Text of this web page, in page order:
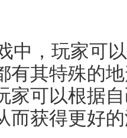
中，玩家可
有其特殊的
家可以根据
而获得更好